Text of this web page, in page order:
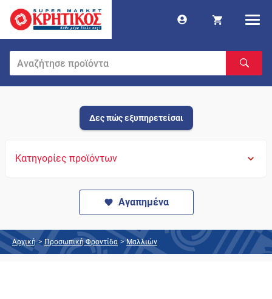
Δες πώς εξυπηρετείσαι
Κατηγορίες προϊόντων
Αγαπημένα
Αρχική > Προσωπική Φροντίδα > Μαλλιών